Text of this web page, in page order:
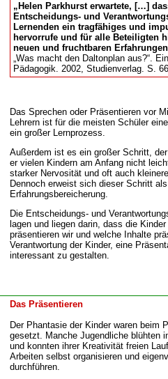
Helen Parkhurst erwartete, […]
Entscheidungs- und
Lernenden ein tragfähiges und
hervorrufe und für alle Beteiligten
neuen und fruchtbaren
Was macht den Daltonplan aus?“.
Pädagogik. 2002, Studienverlag. S.
Das Sprechen oder Präsentieren vor
Lehrern ist für die meisten Schüler
ein großer Lernprozess.
Außerdem ist es ein großer Schritt,
er vielen Kindern am Anfang nicht
starker Nervosität und oft auch
Dennoch erweist sich dieser Schritt
Erfahrungsbereicherung.
Die Entscheidungs- und
lagen und liegen darin, dass die
präsentieren wir und welche Inhalte
Verantwortung der Kinder, eine
interessant zu gestalten.
Das Präsentieren
Der Phantasie der Kinder waren beim
gesetzt. Manche Jugendliche blühten
und konnten ihrer Kreativität freien
Arbeiten selbst organisieren und
durchführen.